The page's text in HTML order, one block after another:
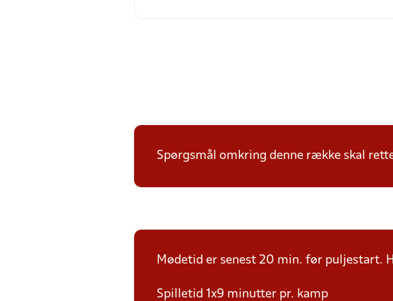
Spørgsmål omkring denne række skal
Mødetid er senest 20 min. før puljestart.
Spilletid 1x9 minutter pr. kamp